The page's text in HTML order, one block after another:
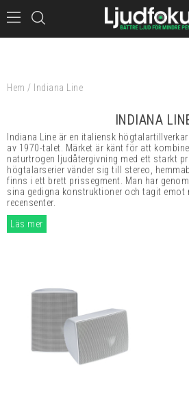
Hem / Indiana Line
INDIANA
Indiana Line är en italiensk
av 1970-talet. Märket är känt för att
naturtrogen ljudåtergivning med ett starkt
högtalarserier vänder sig till stereo,
finns i ett brett prissegment. Man har
sina gedigna konstruktioner och tagit emot
recensenter.
Läs mer